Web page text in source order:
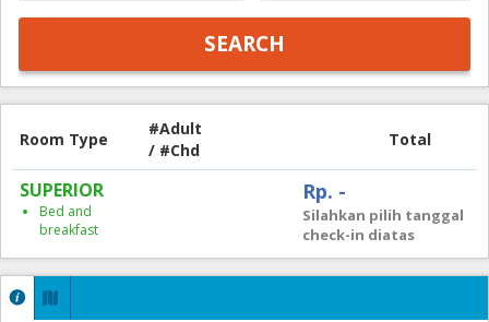
Room Type
#Adult
/ #Chd
Total
SUPERIOR
Bed and
breakfast
Rp. -
Silahkan pilih tanggal
check-in diatas